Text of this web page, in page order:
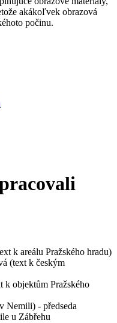
akákoľvek obrazová
počinu.
k areálu Pražského hradu)
(text k českým
k objektům Pražského
Nemili) - předseda
u Zábřehu